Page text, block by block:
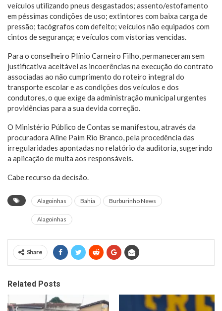
veículos utilizando pneus desgastados; assento/estofamento
em péssimas condições de uso; extintores com baixa carga de
pressão; tacógrafos com defeito; veículos não equipados com
cintos de segurança; e veículos com vistorias vencidas.
Para o conselheiro Plínio Carneiro Filho, permaneceram sem
justificativa aceitável as incoerências na execução do contrato
associadas ao não cumprimento do roteiro integral do
transporte escolar e as condições dos veículos e dos
condutores, o que exige da administração municipal urgentes
providências para a sua devida correção.
O Ministério Público de Contas se manifestou, através da
procuradora Aline Paim Rio Branco, pela procedência das
irregularidades apontadas no relatório da auditoria, sugerindo
a aplicação de multa aos responsáveis.
Cabe recurso da decisão.
Alagoinhas Bahia Burburinho News
Alagoinhas
Share
Related Posts